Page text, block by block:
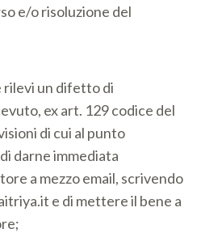
e/o risoluzione del
rilevi un difetto di
ex art. 129 codice del
di cui al punto
darne immediata
a mezzo email, scrivendo
e di mettere il bene a